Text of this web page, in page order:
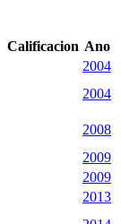
Calificacion Ano
2004
2004
2008
2009
2009
2013